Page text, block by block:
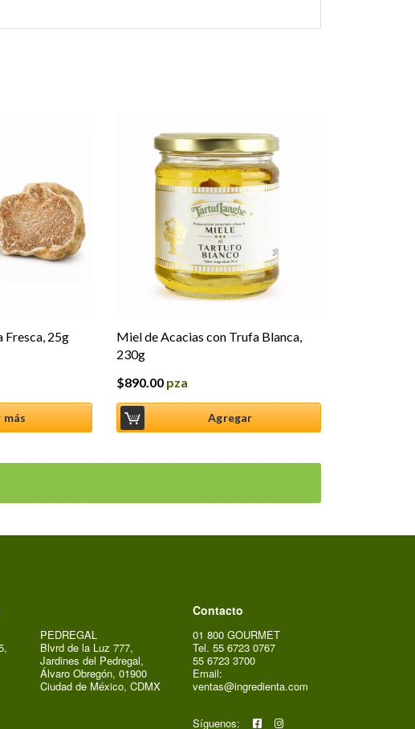
Fresca, 25g
más
Miel de Acacias con Trufa Blanca,
230g
$890.00 pza
Agregar
PEDREGAL
Blvrd de la Luz 777,
Jardines del Pedregal,
Álvaro Obregón, 01900
Ciudad de México, CDMX
Contacto
01 800 GOURMET
Tel. 55 6723 0767
55 6723 3700
Email:
ventas@ingredienta.com
Síguenos: